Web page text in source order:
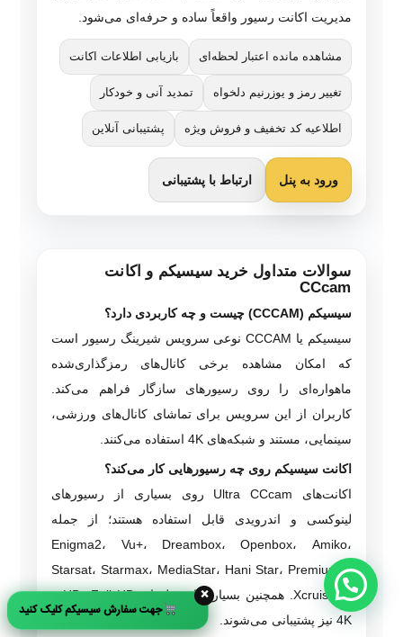
مدیریت اکانت رسیور واقعاً ساده و حرفه‌ای می‌شود.
مشاهده مانده اعتبار لحظه‌ای بازیابی اطلاعات اکانت
تغییر رمز و یوزرنیم دلخواه تمدید آنی و خودکار
اطلاعیه کد تخفیف و فروش ویژه پشتیبانی آنلاین
ورود به پنل ارتباط با پشتیبانی
سوالات متداول خرید سیسیکم و اکانت
CCcam
سیسیکم (CCCAM) چیست و چه کاربردی دارد؟
سیسیکم یا CCCAM نوعی سرویس شیرینگ رسیور است
که امکان مشاهده برخی کانال‌های رمزگذاری‌شده
ماهواره‌ای را روی رسیورهای سازگار فراهم می‌کند.
کاربران از این سرویس برای تماشای کانال‌های ورزشی،
سینمایی، مستند و شبکه‌های 4K استفاده می‌کنند.
اکانت سیسیکم روی چه رسیورهایی کار می‌کند؟
اکانت‌های Ultra CCcam روی بسیاری از رسیورهای
لینوکسی و اندرویدی قابل استفاده هستند؛ از جمله
Enigma2، Vu+، Dreambox، Openbox، Amiko،
Starsat، Starmax، MediaStar، Hani Star، Premium X
و Xcruiser. همچنین بسیاری از مدل‌های HD، Full HD و
4K نیز پشتیبانی می‌شوند.
×
جهت سفارش سیسیکم کلیک کنید